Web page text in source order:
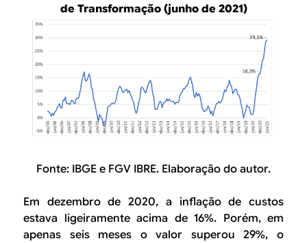
de Transformação (junho de 2021)
Fonte: IBGE e FGV IBRE. Elaboração do autor.
Em dezembro de 2020, a inflação de custos
estava ligeiramente acima de 16%. Porém, em
apenas seis meses o valor superou 29%, o